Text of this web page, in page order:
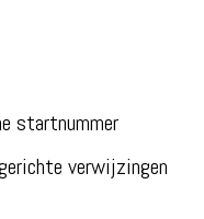
startnummer
verwijzingen